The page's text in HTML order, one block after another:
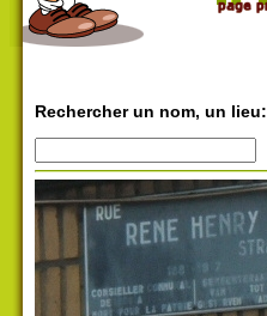
Rechercher un nom, un lieu: